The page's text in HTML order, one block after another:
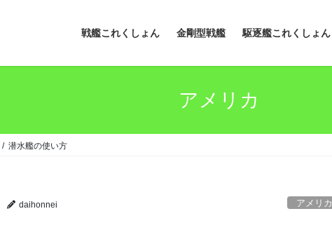
戦艦これくしょん 金剛型戦艦 駆逐艦これくしょん
アメリカ
潜水艦の使い方
daihonnei アメリカ